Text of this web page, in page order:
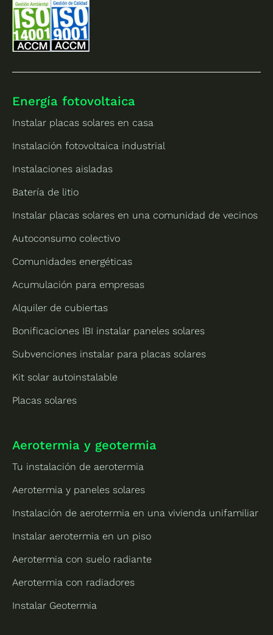
Energía fotovoltaica
Instalar placas solares en casa
Instalación fotovoltaica industrial
Instalaciones aisladas
Batería de litio
Instalar placas solares en una comunidad de vecinos
Autoconsumo colectivo
Comunidades energéticas
Acumulación para empresas
Alquiler de cubiertas
Bonificaciones IBI instalar paneles solares
Subvenciones instalar para placas solares
Kit solar autoinstalable
Placas solares
Aerotermia y geotermia
Tu instalación de aerotermia
Aerotermia y paneles solares
Instalación de aerotermia en una vivienda unifamiliar
Instalar aerotermia en un piso
Aerotermia con suelo radiante
Aerotermia con radiadores
Instalar Geotermia